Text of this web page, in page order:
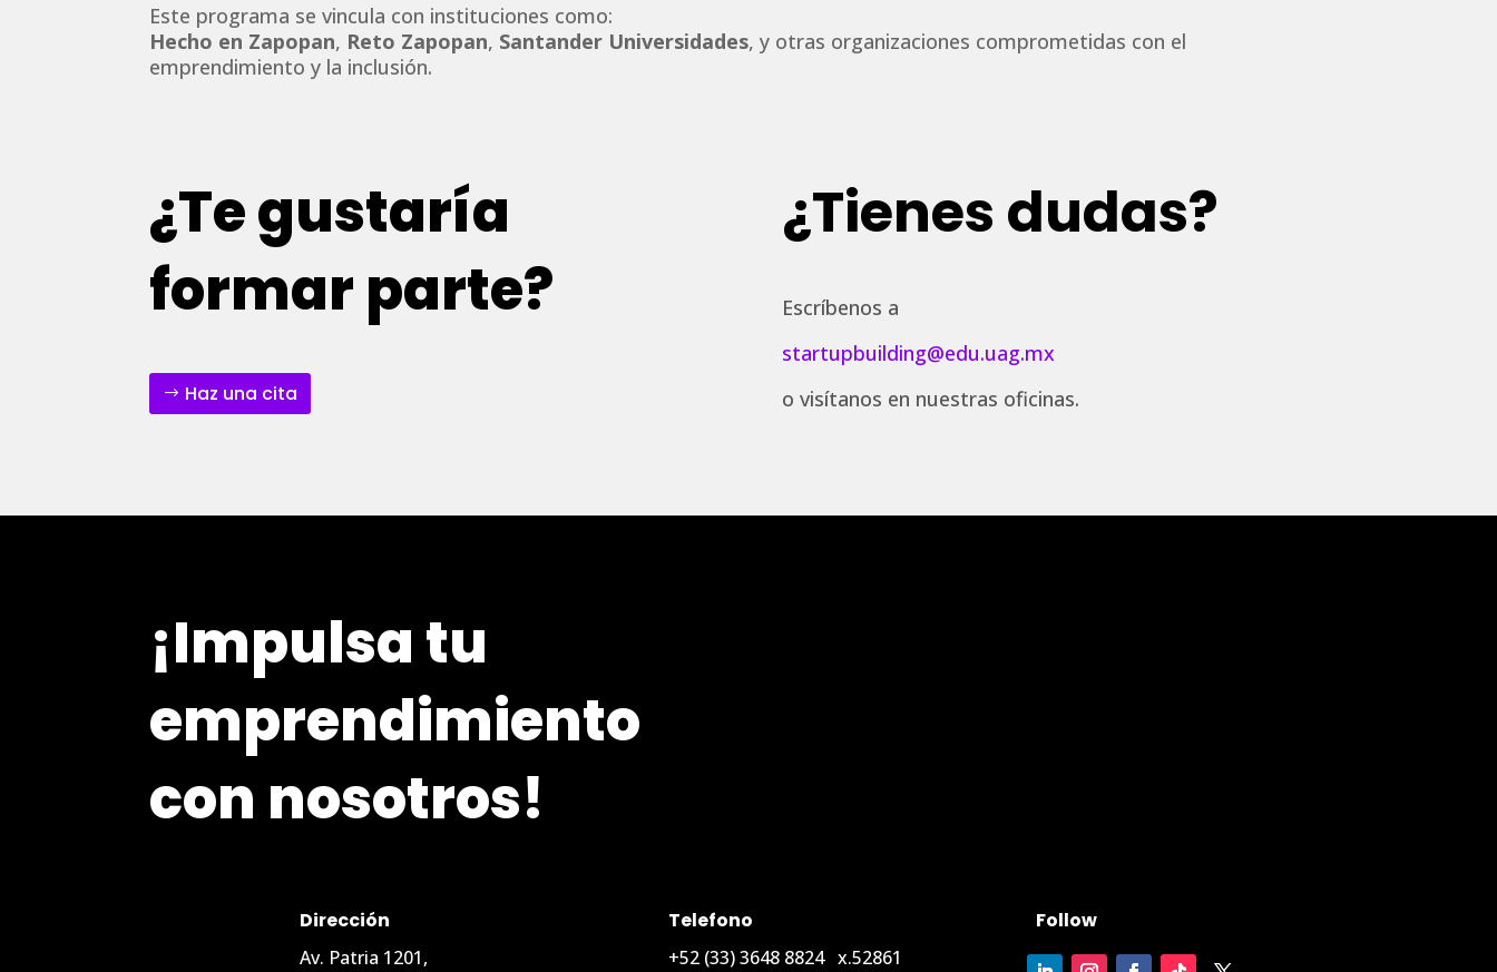
Este programa se vincula con instituciones como:
Hecho en Zapopan, Reto Zapopan, Santander Universidades, y otras organizaciones comprometidas con el
emprendimiento y la inclusión.
¿Te gustaría
formar parte?
Haz una cita
¿Tienes dudas?
Escríbenos a
startupbuilding@edu.uag.mx
o visítanos en nuestras oficinas.
¡Impulsa tu
emprendimiento
con nosotros!
Dirección
Av. Patria 1201,
Telefono
+52 (33) 3648 8824x.52861
Follow